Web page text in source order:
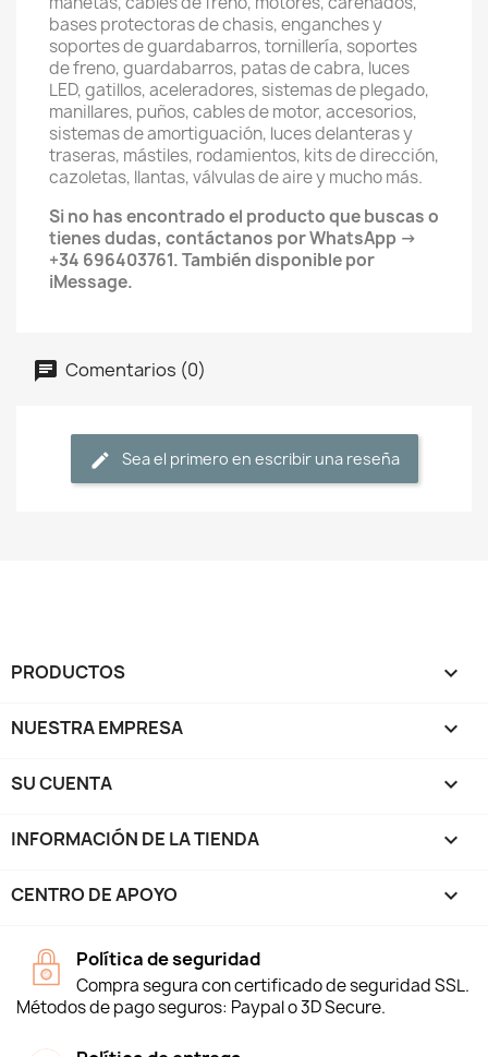
bases protectoras de chasis, enganches y
soportes de guardabarros, tornillería, soportes
de freno, guardabarros, patas de cabra, luces
LED, gatillos, aceleradores, sistemas de plegado,
manillares, puños, cables de motor, accesorios,
sistemas de amortiguación, luces delanteras y
traseras, mástiles, rodamientos, kits de dirección,
cazoletas, llantas, válvulas de aire y mucho más.
Si no has encontrado el producto que buscas o
tienes dudas, contáctanos por WhatsApp →
+34 696403761. También disponible por
iMessage.
Comentarios (0)
Sea el primero en escribir una reseña
PRODUCTOS 
NUESTRA EMPRESA 
SU CUENTA 
INFORMACIÓN DE LA TIENDA keyboard_arrow_down
CENTRO DE APOYO 
Política de seguridad
Compra segura con certificado de seguridad SSL.
Métodos de pago seguros: Paypal o 3D Secure.